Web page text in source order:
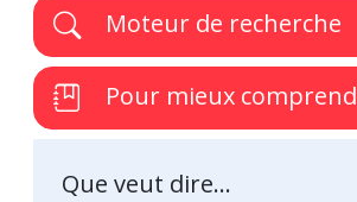
Moteur de recherche
Pour mieux
Que veut dire...